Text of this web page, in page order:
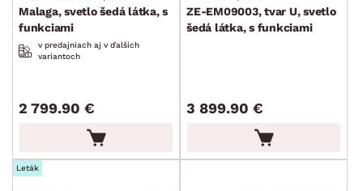
Malaga, svetlo šedá látka, s
funkciami
v predajniach aj v ďalších
variantoch
2 799.90 €
ZE-EM09003, tvar U, svetlo
šedá látka, s funkciami
3 899.90 €
Leták